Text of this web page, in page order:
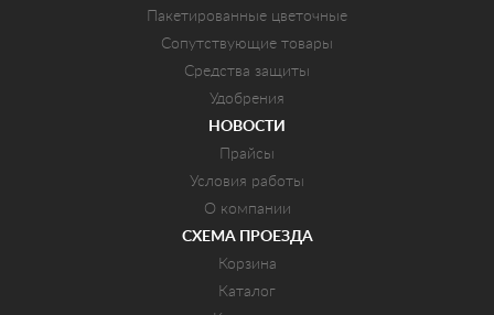
Пакетированные цветочные
Сопутствующие товары
Средства защиты
Удобрения
НОВОСТИ
Прайсы
Условия работы
О компании
СХЕМА ПРОЕЗДА
Корзина
Каталог